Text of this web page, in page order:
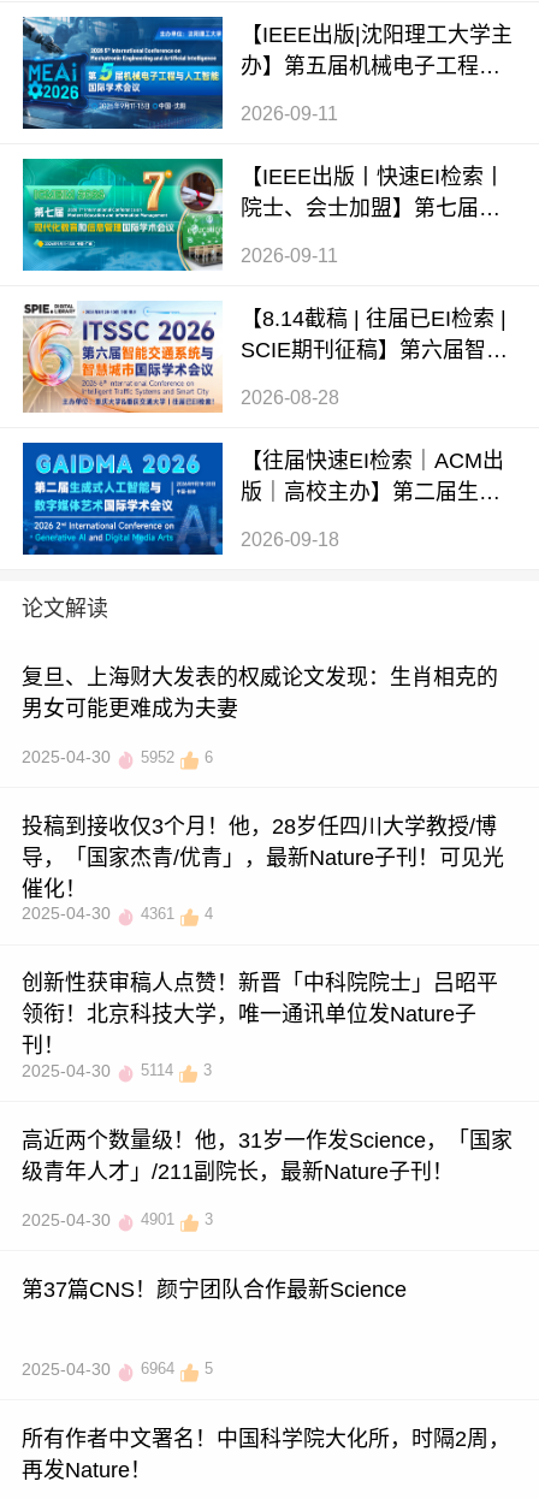
【IEEE出版|沈阳理工大学主
办】第五届机械电子工程与
AI 2026）
2026-09-11
【IEEE出版丨快速EI检索丨
院士、会士加盟】第七届现
2026-09-11
【8.14截稿 | 往届已EI检索 |
SCIE期刊征稿】第六届智能
2026-08-28
【往届快速EI检索｜ACM出
版｜高校主办】第二届生成
2026-09-18
论文解读
复旦、上海财大发表的权威论文发现：生肖相克的
男女可能更难成为夫妻
2025-04-30 5952 6
投稿到接收仅3个月！他，28岁任四川大学教授/博
导，「国家杰青/优青」，最新Nature子刊！可见光
催化！
2025-04-30 4361 4
创新性获审稿人点赞！新晋「中科院院士」吕昭平
领衔！北京科技大学，唯一通讯单位发Nature子
刊！
2025-04-30 5114 3
高近两个数量级！他，31岁一作发Science，「国家
级青年人才」/211副院长，最新Nature子刊！
2025-04-30 4901 3
第37篇CNS！颜宁团队合作最新Science
2025-04-30 6964 5
所有作者中文署名！中国科学院大化所，时隔2周，
再发Nature！